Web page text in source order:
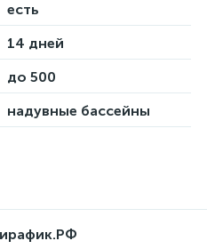
есть
14 дней
до 500
надувные бассейны